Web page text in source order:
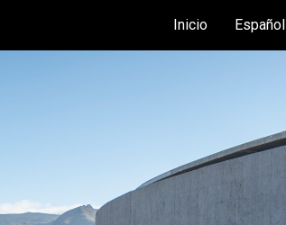
Inicio Español